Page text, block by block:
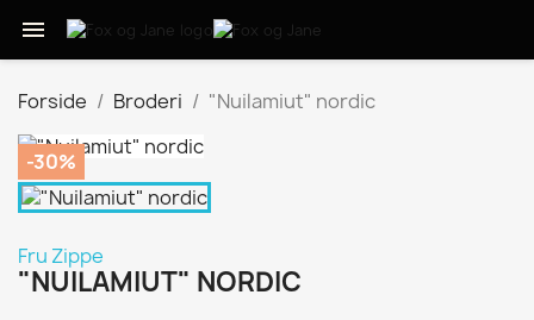

Forside Broderi "Nuilamiut" nordic
-30%
Fru Zippe
"NUILAMIUT" NORDIC